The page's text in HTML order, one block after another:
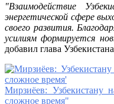
"Взаимодействие
энергетической сфере
своего развития.
усилиям формируется
добавил глава
Мирзиёев: Узбекистану
сложное время"